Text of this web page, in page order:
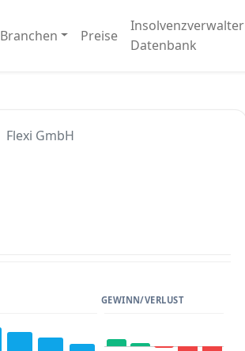
Branchen Preise
Insolvenzverwalter
Datenbank
Flexi GmbH
GEWINN/VERLUST